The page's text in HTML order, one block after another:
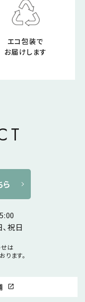
エコ包装で
お届けします
祝日
は
ます。
open_in_new